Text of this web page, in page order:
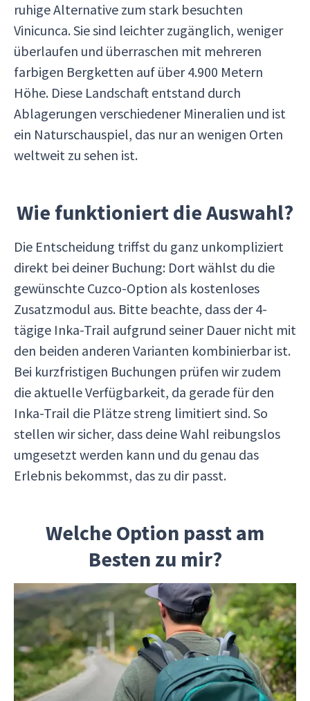
ruhige Alternative zum stark besuchten
Vinicunca. Sie sind leichter zugänglich, weniger
überlaufen und überraschen mit mehreren
farbigen Bergketten auf über 4.900 Metern
Höhe. Diese Landschaft entstand durch
Ablagerungen verschiedener Mineralien und ist
ein Naturschauspiel, das nur an wenigen Orten
weltweit zu sehen ist.
Wie funktioniert die Auswahl?
Die Entscheidung triffst du ganz unkompliziert
direkt bei deiner Buchung: Dort wählst du die
gewünschte Cuzco-Option als kostenloses
Zusatzmodul aus. Bitte beachte, dass der 4-
tägige Inka-Trail aufgrund seiner Dauer nicht mit
den beiden anderen Varianten kombinierbar ist.
Bei kurzfristigen Buchungen prüfen wir zudem
die aktuelle Verfügbarkeit, da gerade für den
Inka-Trail die Plätze streng limitiert sind. So
stellen wir sicher, dass deine Wahl reibungslos
umgesetzt werden kann und du genau das
Erlebnis bekommst, das zu dir passt.
Welche Option passt am
Besten zu mir?
Damit du die für dich passende Wahl triffst,
haben wir jede Option kurz für dich eingeordnet:
4-tägiger Inka-Trail– ideal für erfahrene
Wanderer mit sehr guter Kondition.
Anspruchsvolle Etappen, mehrere